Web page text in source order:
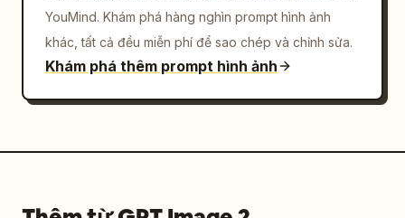
YouMind. Khám phá hàng nghìn prompt hình ảnh
khác, tất cả đều miễn phí để sao chép và chỉnh sửa.
Khám phá thêm prompt hình ảnh